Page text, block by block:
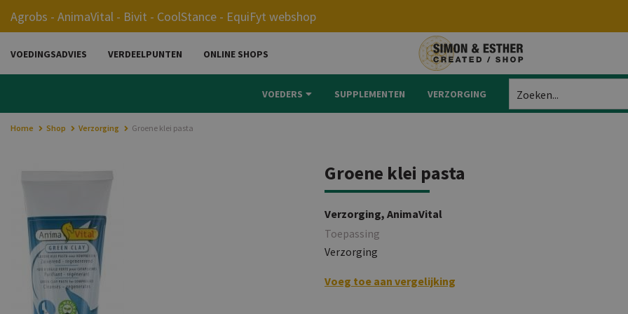
0.00
VOEDERS SUPPLEMENTEN VERZORGING Zoeken...
VOEDINGSADVIES VERDEELPUNTEN ONLINE SHOPS
Agrobs - AnimaVital - Bivit - CoolStance - EquiFyt webshop
Home Shop Verzorging Groene klei pasta
Groene klei pasta
Verzorging, AnimaVital
Toepassing
Verzorging
Bekijk vergelijking
Voeg toe aan vergelijking